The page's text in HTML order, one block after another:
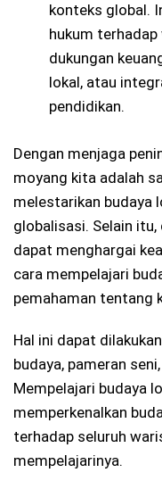
konteks global.
hukum
dukungan
lokal, atau
pendidikan.
Dengan menjaga
moyang kita adalah
melestarikan budaya
globalisasi. Selain
dapat menghargai
cara mempelajari
pemahaman tentang
Hal ini dapat
budaya, pameran
Mempelajari budaya
memperkenalkan
terhadap seluruh
mempelajarinya.